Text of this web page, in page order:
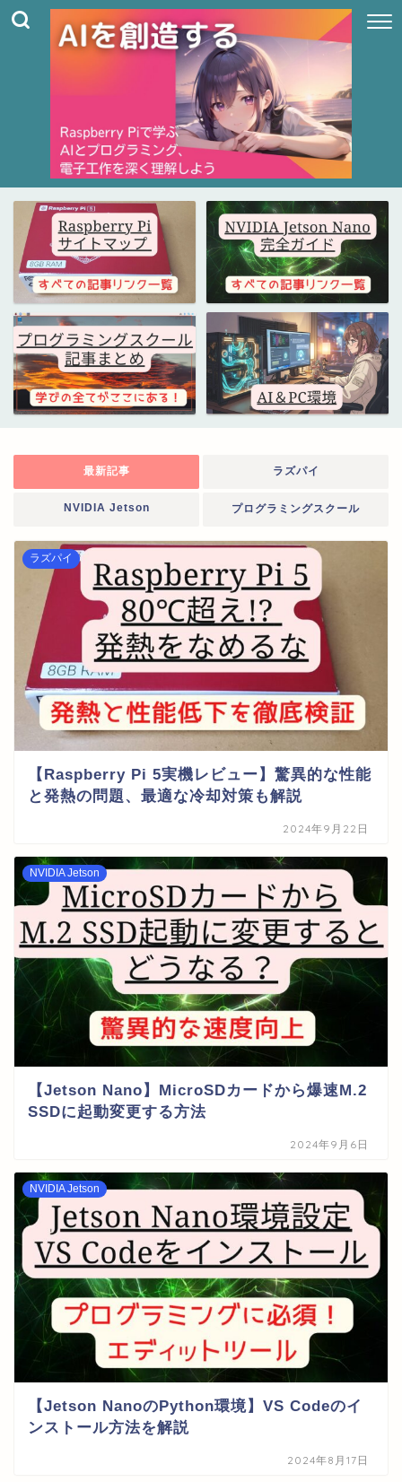
最新記事 ラズパイ
NVIDIA Jetson プログラミングスクール
ラズパイ
【Raspberry Pi 5実機レビュー】驚異的な性能
と発熱の問題、最適な冷却対策も解説
2024年9月22日
NVIDIA Jetson
【Jetson Nano】MicroSDカードから爆速M.2
SSDに起動変更する方法
2024年9月6日
NVIDIA Jetson
【Jetson NanoのPython環境】VS Codeのイ
ンストール方法を解説
2024年8月17日